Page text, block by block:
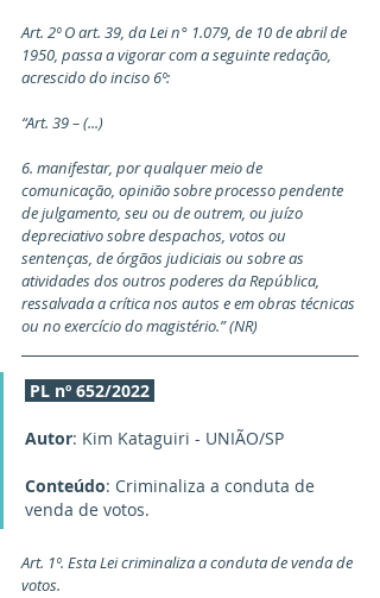
Art. 2º O art. 39, da Lei n° 1.079, de 10 de abril de
1950, passa a vigorar com a seguinte redação,
acrescido do inciso 6º:
“Art. 39 – (...)
6. manifestar, por qualquer meio de
comunicação, opinião sobre processo pendente
de julgamento, seu ou de outrem, ou juízo
depreciativo sobre despachos, votos ou
sentenças, de órgãos judiciais ou sobre as
atividades dos outros poderes da República,
ressalvada a crítica nos autos e em obras técnicas
ou no exercício do magistério.” (NR)
PL nº 652/2022
Autor: Kim Kataguiri - UNIÃO/SP
Conteúdo: Criminaliza a conduta de
venda de votos.
Art. 1º. Esta Lei criminaliza a conduta de venda de
votos.